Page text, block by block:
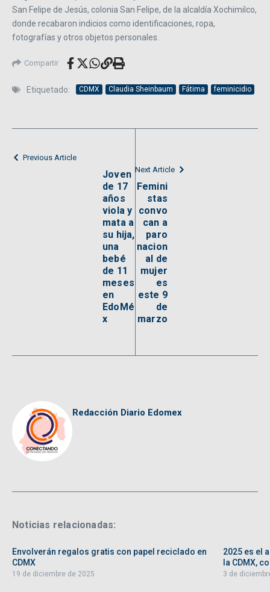
San Felipe de Jesús, colonia San Felipe, de la alcaldía Xochimilco,
donde recabaron indicios como identificaciones, ropa,
fotografías y otros objetos personales.
Compartir
Etiquetado: CDMX Claudia Sheinbaum Fátima feminicidio
Previous Article
Joven
de 17
años
viola y
mata a
su hija,
una
bebé
de 11
meses
en
EdoMé
x
Next Article
Femini
stas
convo
can a
paro
nacion
al de
mujer
es
este 9
de
marzo
Redacción Diario Edomex
Noticias relacionadas:
Envolverán regalos gratis con papel reciclado en
CDMX
19 de diciembre de 2025
2025 es el
la CDMX,
3 de